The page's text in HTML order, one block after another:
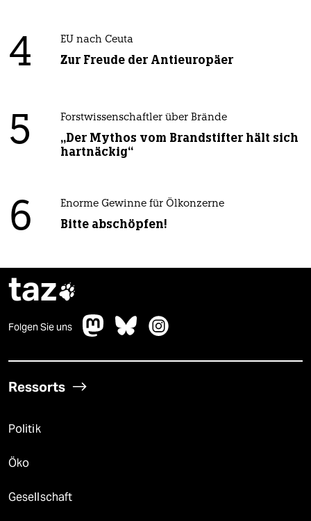
4 EU nach Ceuta
Zur Freude der Antieuropäer
5 Forstwissenschaftler über Brände
„Der Mythos vom Brandstifter hält sich
hartnäckig“
6 Enorme Gewinne für Ölkonzerne
Bitte abschöpfen!
taz
Folgen Sie uns
Ressorts
Politik
Öko
Gesellschaft